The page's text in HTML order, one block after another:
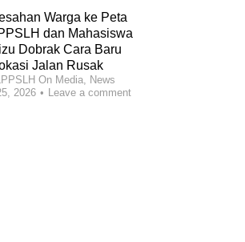
Warga ke Peta
dan Mahasiswa
Dobrak Cara Baru
Jalan Rusak
On Media, News
2026
Leave a comment